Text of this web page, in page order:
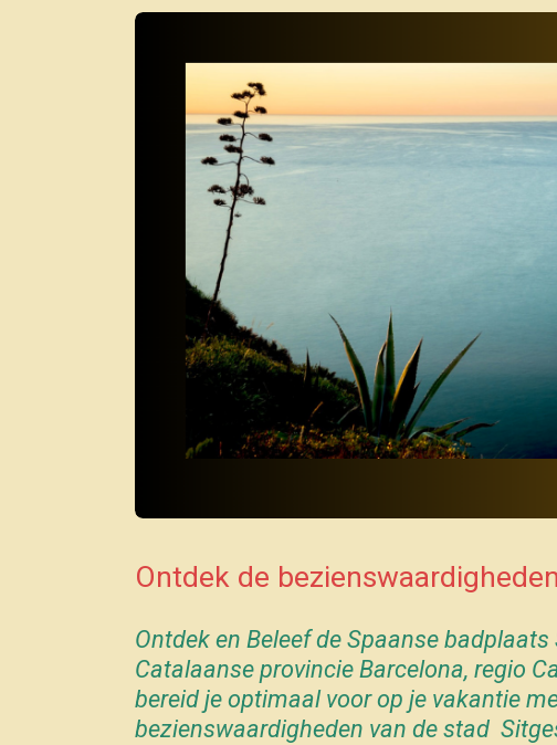
Ontdek de bezienswaardigheden
Ontdek en Beleef de Spaanse badplaats
Catalaanse provincie Barcelona, regio
bereid je optimaal voor op je vakantie
bezienswaardigheden van de stad